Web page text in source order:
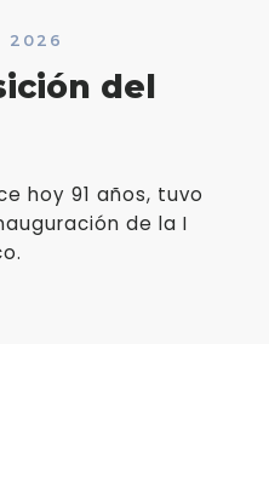
2026
del
hoy 91 años, tuvo
de la I